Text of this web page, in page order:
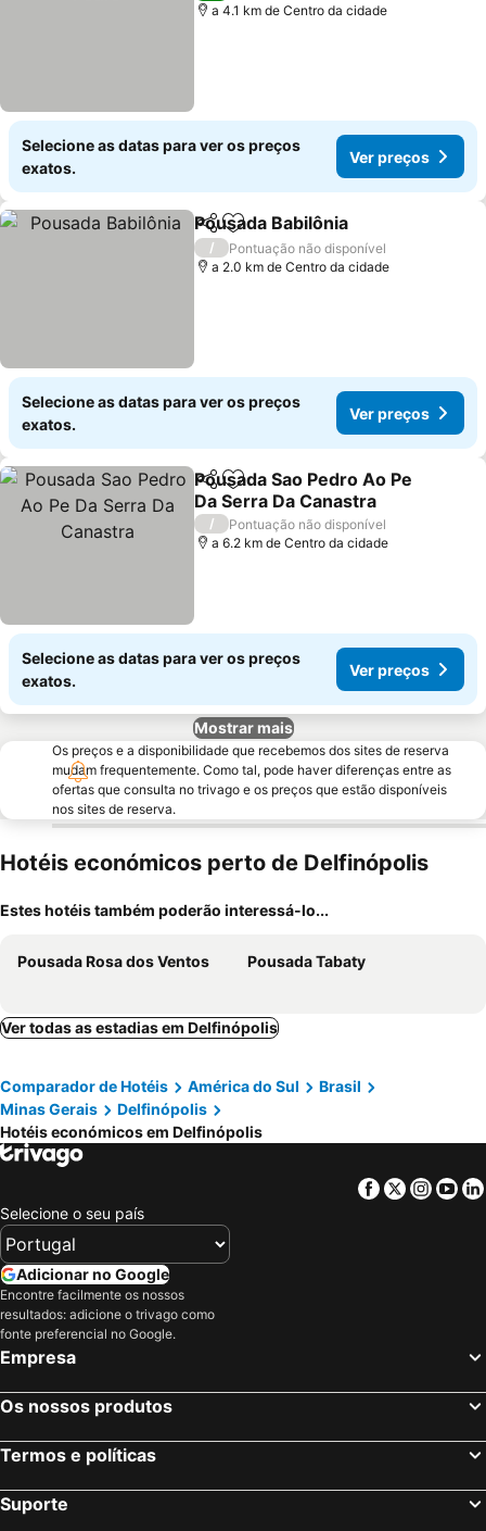
a 4.1 km de Centro da cidade
Selecione as datas para ver os preços
exatos.
Ver preços
PartilharAdicionar aos favoritos
Pousada Babilônia
/
Pontuação não disponível
a 2.0 km de Centro da cidade
Selecione as datas para ver os preços
exatos.
Ver preços
PartilharAdicionar aos favoritos
Pousada Sao Pedro Ao Pe
Da Serra Da Canastra
Ver preços
/
Pontuação não disponível
a 6.2 km de Centro da cidade
Selecione as datas para ver os preços
exatos.
Ver preços
Mostrar mais
Os preços e a disponibilidade que recebemos dos sites de reserva
mudam frequentemente. Como tal, pode haver diferenças entre as
ofertas que consulta no trivago e os preços que estão disponíveis
nos sites de reserva.
Hotéis económicos perto de Delfinópolis
Estes hotéis também poderão interessá-lo...
Pousada Rosa dos Ventos Pousada Tabaty
Ver todas as estadias em Delfinópolis
Comparador de Hotéis América do Sul
Brasil
Minas Gerais
Delfinópolis
Hotéis económicos em Delfinópolis
Facebook
Twitter
Selecione o seu país
Adicionar no Google
Encontre facilmente os nossos
resultados: adicione o trivago como
fonte preferencial no Google.
Empresa
Os nossos produtos
Termos e políticas
Suporte